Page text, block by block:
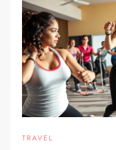
TRAVEL